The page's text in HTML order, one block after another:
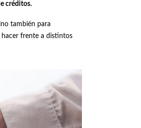
créditos.
también para
hacer frente a distintos